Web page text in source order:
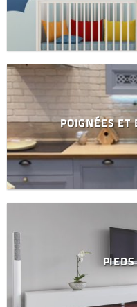
POIGNÉES ET